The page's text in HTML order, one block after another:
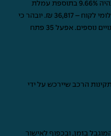
בשיעור של 8.5%, העלות הכוללת תהיה 9.66% בתוספת עמלת
פתיחת תיק בסך 490 ₪. *סה"כ תשלומי לקוח – 36,817 ₪. יובהר כי
ההערכה כפופה לשינויים במדד ושינויים נוספים. אפעל 35 פתח
הרכב שיירכש על ידי
בזמן, ובכפוף לאישור